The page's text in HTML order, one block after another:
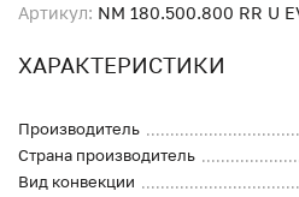
Артикул: NM 180.500.800 RR U
ХАРАКТЕРИСТИКИ
Производитель
Страна производитель
Вид конвекции